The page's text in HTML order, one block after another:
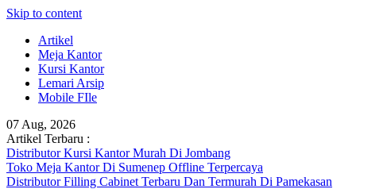
Skip to content
Artikel
Meja Kantor
Kursi Kantor
Lemari Arsip
Mobile FIle
07 Aug, 2026
Artikel Terbaru :
Distributor Kursi Kantor Murah Di Jombang
Toko Meja Kantor Di Sumenep Offline Terpercaya
Distributor Filling Cabinet Terbaru Dan Termurah Di Pamekasan